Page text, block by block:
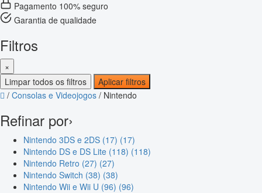
Pagamento 100% seguro
Garantia de qualidade
Filtros
×
Limpar todos os filtros
Aplicar filtros
/ Consolas e Videojogos / Nintendo
Refinar por›
Nintendo 3DS e 2DS (17) (17)
Nintendo DS e DS Lite (118) (118)
Nintendo Retro (27) (27)
Nintendo Switch (38) (38)
Nintendo Wii e Wii U (96) (96)